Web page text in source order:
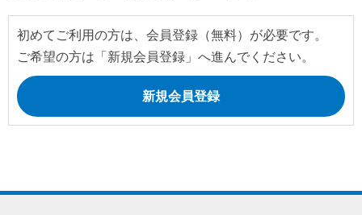
初めてご利用の方は、会員登録（無料）が必要です。
ご希望の方は「新規会員登録」へ進んでください。